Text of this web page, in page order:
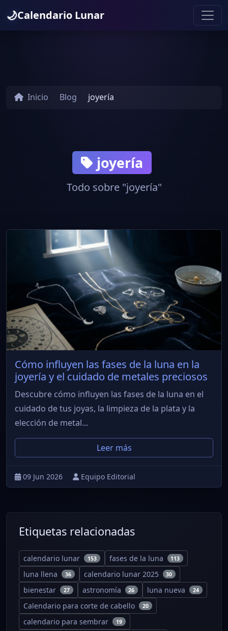
🌙Calendario Lunar
Inicio Blog joyería
joyería
Todo sobre "joyería"
Cómo influyen las fases de la luna en la
joyería y el cuidado de metales preciosos
Descubre cómo influyen las fases de la luna en el
cuidado de tus joyas, la limpieza de la plata y la
elección de metal...
Leer más
09 Jun 2026 Equipo Editorial
Etiquetas relacionadas
calendario lunar 153 fases de la luna 113
luna llena 36 calendario lunar 2025 30
bienestar 27 astronomía 26 luna nueva 24
Calendario para corte de cabello 20
calendario para sembrar 19